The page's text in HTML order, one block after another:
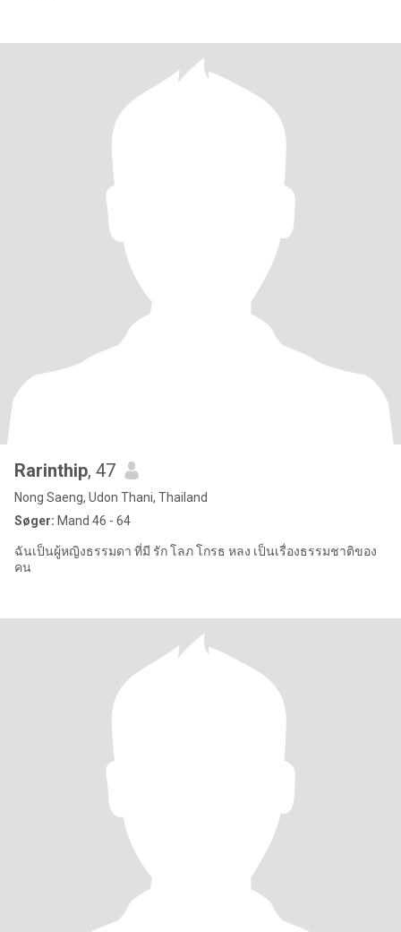
Rarinthip, 47
Nong Saeng, Udon Thani, Thailand
Søger: Mand 46 - 64
ฉันเป็นผู้หญิงธรรมดา ที่มี รัก โลภ โกรธ หลง เป็นเรื่องธรรมชาติของ
คน